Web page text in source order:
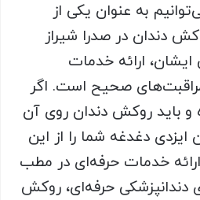
به عنوان یکی از
دندان در صدرا شیراز
ارائه خدمات
صحیح است. اگر
باید روکش دندان روی آن
دغدغه شما را از این
خدمات حرفه‌ای در مطب
دندانپزشکی حرفه‌ای، روکش